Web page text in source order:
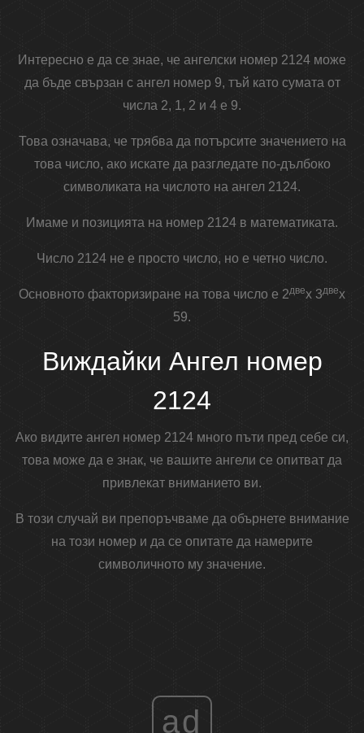
Интересно е да се знае, че ангелски номер 2124 може
да бъде свързан с ангел номер 9, тъй като сумата от
числа 2, 1, 2 и 4 е 9.
Това означава, че трябва да потърсите значението на
това число, ако искате да разгледате по-дълбоко
символиката на числото на ангел 2124.
Имаме и позицията на номер 2124 в математиката.
Число 2124 не е просто число, но е четно число.
Основното факторизиране на това число е 2двеx 3двеx
59.
Виждайки Ангел номер
2124
Ако видите ангел номер 2124 много пъти пред себе си,
това може да е знак, че вашите ангели се опитват да
привлекат вниманието ви.
В този случай ви препоръчваме да обърнете внимание
на този номер и да се опитате да намерите
символичното му значение.
ad